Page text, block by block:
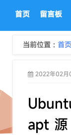
首页 留言板
当前位置 : 首页
2022年02月
apt 源